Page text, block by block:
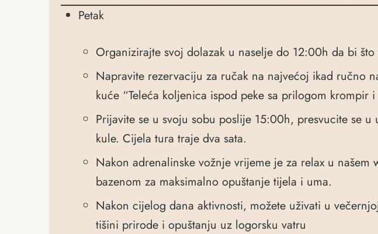
Petak
Organizirajte svoj dolazak u naselje do 12:00h da bi
Napravite rezervaciju za ručak na najvećoj ikad ručno
kuće “Teleća koljenica ispod peke sa prilogom krompir i
Prijavite se u svoju sobu poslije 15:00h, presvucite se
kule. Cijela tura traje dva sata.
Nakon adrenalinske vožnje vrijeme je za relax u
bazenom za maksimalno opuštanje tijela i uma.
Nakon cijelog dana aktivnosti, možete uživati u
tišini prirode i opuštanju uz logorsku vatru